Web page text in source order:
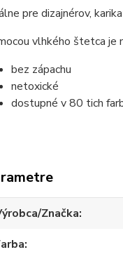
pre dizajnérov,
vlhkého štetca je
bez zápachu
netoxické
dostupné v 80 tich
Značka